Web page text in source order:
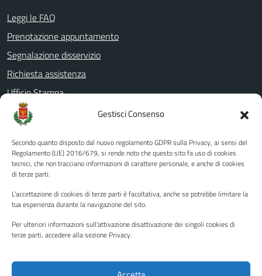
Gestisci Consenso
Secondo quanto disposto dal nuovo regolamento GDPR sulla Privacy, ai sensi del
Regolamento (UE) 2016/679, si rende noto che questo sito fa uso di cookies
tecnici, che non tracciano informazioni di carattere personale, e anche di cookies
di terze parti.
L'accettazione di cookies di terze parti è facoltativa, anche se potrebbe limitare la
tua esperienza durante la navigazione del sito.
Per ulteriori informazioni sull'attivazione disattivazione dei singoli cookies di
terze parti, accedere alla sezione Privacy.
Leggi le FAQ
Prenotazione appuntamento
Segnalazione disservizio
Richiesta assistenza
Ufficio Stampa
Amministrazione Trasparente
Albo pretorio
Informativa privacy
Note legali
Piano di miglioramento del sito
Instagram